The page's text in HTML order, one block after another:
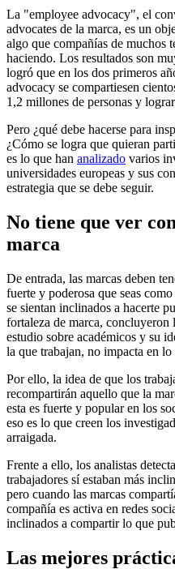
La "employee advocacy", el
advocates de la marca, es un
algo que compañías de muchos
haciendo. Los resultados son
logró que en los dos primeros
advocacy se compartiesen
1,2 millones de personas y
Pero ¿qué debe hacerse para
¿Cómo se logra que quieran
es lo que han analizado varios
universidades europeas y sus
estrategia que se debe seguir.
No tiene que ver
marca
De entrada, las marcas deben
fuerte y poderosa que seas
se sientan inclinados a hacerte
fortaleza de marca, concluyeron
estudio sobre académicos y su
la que trabajan, no impacta en
Por ello, la idea de que los
recompartirán aquello que la
esta es fuerte y popular en los
eso es lo que creen los
arraigada.
Frente a ello, los analistas
trabajadores sí estaban más
pero cuando las marcas
compañía es activa en redes
inclinados a compartir lo que
Las mejores